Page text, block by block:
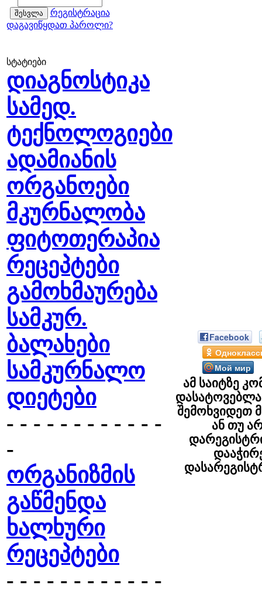
რეგისტრაცია
დაგავიწყდათ პაროლი?
სტატიები
დიაგნოსტიკა
სამედ.
ტექნოლოგიები
ადამიანის
ორგანოები
მკურნალობა
ფიტოთერაპია
რეცეპტები
გამოხმაურება
სამკურ.
ბალახები
სამკურნალო
დიეტები
- - - - - - - - - - - -
-
ორგანიზმის
გაწმენდა
ხალხური
რეცეპტები
- - - - - - - - - - - -
Facebook
Мой мир
ამ საიტზე
შემოხვიდეთ
ან თუ